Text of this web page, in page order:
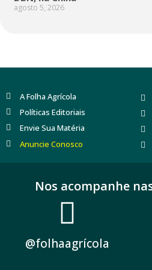
agosto 5, 2026
A Folha Agrícola
Políticas Editoriais
Envie Sua Matéria
Anuncie Conosco
Nos acompanhe
@folhaagrícola